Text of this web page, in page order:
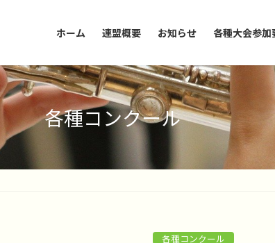
ホーム 連盟概要 お知らせ 各種大会参加
各種コンクール
各種コンクール